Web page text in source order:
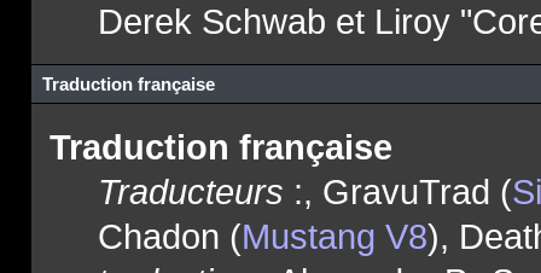
Derek Schwab et Liroy
Traduction française
Traduction française
Traducteurs :, GravuTrad (
Chadon (Mustang V8),